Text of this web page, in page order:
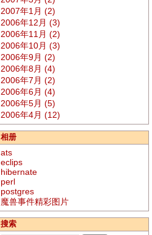
2007年1月 (2)
2006年12月 (3)
2006年11月 (2)
2006年10月 (3)
2006年9月 (2)
2006年8月 (4)
2006年7月 (2)
2006年6月 (4)
2006年5月 (5)
2006年4月 (12)
相册
ats
eclips
hibernate
perl
postgres
魔兽事件精彩图片
搜索